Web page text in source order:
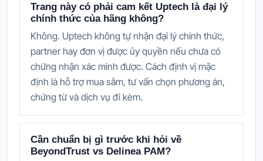
Trang này có phải cam kết Uptech là đại lý
chính thức của hãng không?
Không. Uptech không tự nhận đại lý chính thức,
partner hay đơn vị được ủy quyền nếu chưa có
chứng nhận xác minh được. Cách định vị mặc
định là hỗ trợ mua sắm, tư vấn chọn phương án,
chứng từ và dịch vụ đi kèm.
Cần chuẩn bị gì trước khi hỏi về
BeyondTrust vs Delinea PAM?